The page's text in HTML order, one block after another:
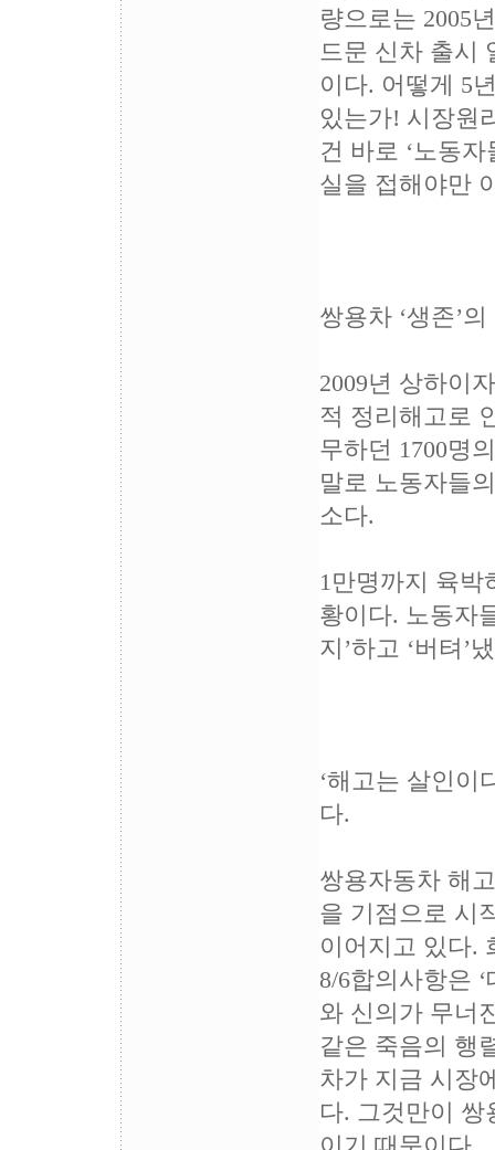
량으로는 2005
드문 신차 출시
이다. 어떻게 5
있는가! 시장원
건 바로 ‘노동
실을 접해야만
쌍용차 ‘생존’
2009년 상하이
적 정리해고로
무하던 1700명
말로 노동자들
소다.
1만명까지 육박
황이다. 노동자
지’하고 ‘버텨’
‘해고는 살인이
다.
쌍용자동차 해
을 기점으로 시
이어지고 있다.
8/6합의사항은
와 신의가 무너
같은 죽음의 행
차가 지금 시장
다. 그것만이